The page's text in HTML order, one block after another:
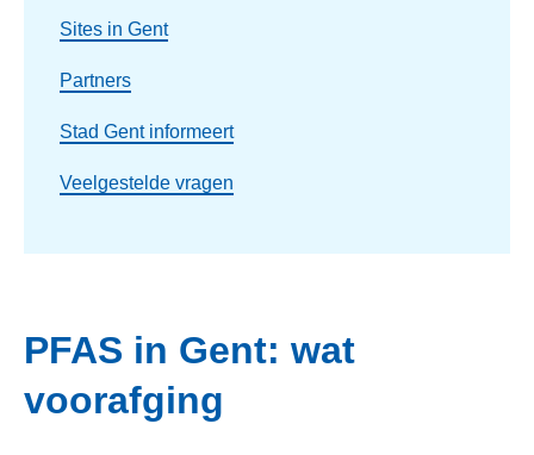
Sites in Gent
Partners
Stad Gent informeert
Veelgestelde vragen
PFAS in Gent: wat
voorafging